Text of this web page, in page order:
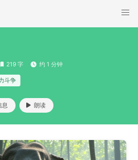
219 字 约 1 分钟
斗争
息 朗读